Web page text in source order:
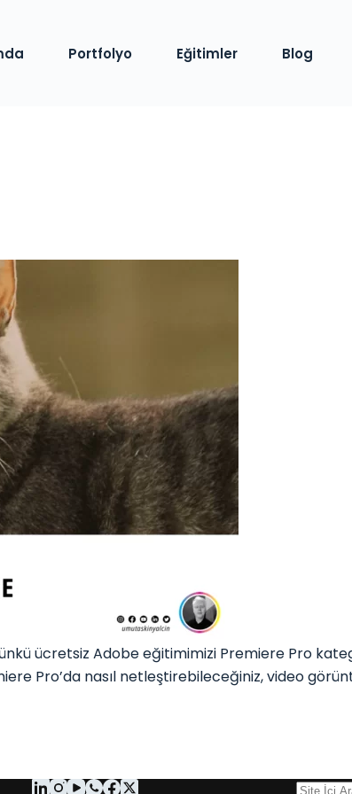
Portfolyo Eğitimler Blog
ücretsiz Adobe eğitimimizi Premiere Pro
Pro’da nasıl netleştirebileceğiniz, video